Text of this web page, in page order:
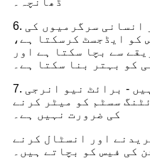
6. ذہین ٹائمر کنٹرولر انسانی سرگرمیوں کی
کو ایڈجسٹ کرسکتا ہے،
سے بچا سکتا ہے اور
کو بہتر بنا سکتا ہے۔
7. کوئی الیکٹرک میٹر نہیں - برائٹ نیو انرجی
سسٹم کو میٹر کرنے
کی ضرورت نہیں ہے۔
اور انسٹال کرنے
کی فیس کو بچاتے ہیں۔